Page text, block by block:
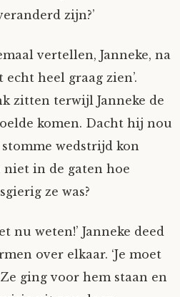
zijn?’
vertellen, Janneke, na
heel graag zien’.
zitten terwijl Janneke de
komen. Dacht hij nou
wedstrijd kon
niet in de gaten hoe
ze was?
nu weten!’ Janneke deed
over elkaar. ‘Je moet
ging voor hem staan en